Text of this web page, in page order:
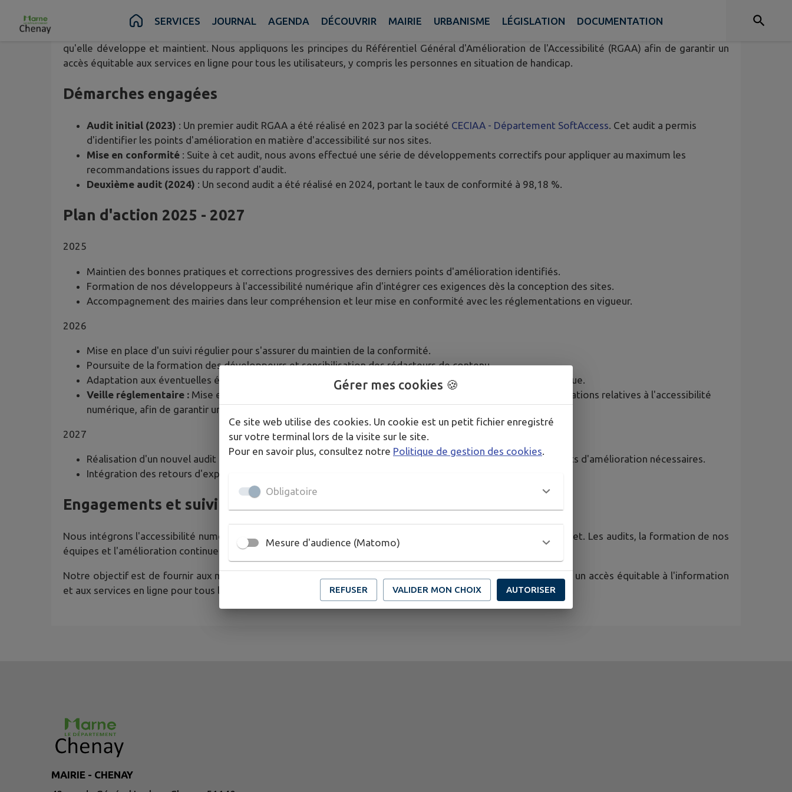
Contenu Recherche Pied de page
SERVICES JOURNAL AGENDA DÉCOUVRIR MAIRIE URBANISME LÉGISLATION DOCUMENTATION
qu'elle développe et maintient. Nous appliquons les principes du Référentiel Général d'Amélioration de l'Accessibilité (RGAA) afin de garantir un
accès équitable aux services en ligne pour tous les utilisateurs, y compris les personnes en situation de handicap.
Démarches engagées
Audit initial (2023) : Un premier audit RGAA a été réalisé en 2023 par la société CECIAA - Département SoftAccess . Cet audit a permis
d'identifier les points d'amélioration en matière d'accessibilité sur nos sites.
Mise en conformité : Suite à cet audit, nous avons effectué une série de développements correctifs pour appliquer au maximum les
recommandations issues du rapport d'audit.
Deuxième audit (2024) : Un second audit a été réalisé en 2024, portant le taux de conformité à 98,18 %.
Plan d'action 2025 - 2027
2025
Maintien des bonnes pratiques et corrections progressives des derniers points d'amélioration identifiés.
Formation de nos développeurs à l'accessibilité numérique afin d'intégrer ces exigences dès la conception des sites.
Accompagnement des mairies dans leur compréhension et leur mise en conformité avec les réglementations en vigueur.
2026
Mise en place d'un suivi régulier pour s'assurer du maintien de la conformité.
Poursuite de la formation des développeurs et sensibilisation des rédacteurs de contenu.
Adaptation aux éventuelles évolutions du RGAA et des réglementations en matière d'accessibilité numérique.
Veille réglementaire : Mise en place d'une veille continue pour suivre l'évolution des normes et réglementations relatives à l'accessibilité
numérique, afin de garantir une mise à jour rapide des sites en cas de modification des exigences légales.
2027
Réalisation d'un nouvel audit d'accessibilité afin d'évaluer les éventuelles évolutions et de corriger les points d'amélioration nécessaires.
Intégration des retours d'expérience des utilisateurs pour améliorer l'ergonomie et l'accessibilité des sites.
Engagements et suivi
Nous intégrons l'accessibilité numérique comme un critère essentiel dès la phase de conception de chaque projet. Les audits, la formation de nos
équipes et l'amélioration continue des sites permettent de garantir un niveau optimal d'accessibilité.
Notre objectif est de fournir aux mairies des sites internet accessibles et conformes aux normes, afin d'assurer un accès équitable à l'information
et aux services en ligne pour tous les administrés.
MAIRIE - CHENAY
Gérer mes cookies 🍪
Ce site web utilise des cookies. Un cookie est un petit fichier enregistré
sur votre terminal lors de la visite sur le site.
Pour en savoir plus, consultez notre Politique de gestion des cookies
Obligatoire
Mesure d'audience (Matomo)
REFUSER VALIDER MON CHOIX AUTORISER